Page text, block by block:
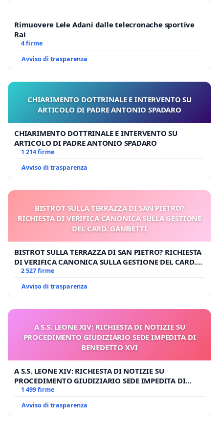
Rimuovere Lele Adani dalle telecronache sportive
Rai
4 firme
Avviso di trasparenza
CHIARIMENTO DOTTRINALE E INTERVENTO SU
ARTICOLO DI PADRE ANTONIO SPADARO
CHIARIMENTO DOTTRINALE E INTERVENTO SU
ARTICOLO DI PADRE ANTONIO SPADARO
1 214 firme
Avviso di trasparenza
BISTROT SULLA TERRAZZA DI SAN PIETRO?
RICHIESTA DI VERIFICA CANONICA SULLA GESTIONE
DEL CARD. GAMBETTI
BISTROT SULLA TERRAZZA DI SAN PIETRO? RICHIESTA
DI VERIFICA CANONICA SULLA GESTIONE DEL CARD.
GAMBETTI
2 527 firme
Avviso di trasparenza
A S.S. LEONE XIV: RICHIESTA DI NOTIZIE SU
PROCEDIMENTO GIUDIZIARIO SEDE IMPEDITA DI
BENEDETTO XVI
A S.S. LEONE XIV: RICHIESTA DI NOTIZIE SU
PROCEDIMENTO GIUDIZIARIO SEDE IMPEDITA DI
BENEDETTO XVI
1 499 firme
Avviso di trasparenza